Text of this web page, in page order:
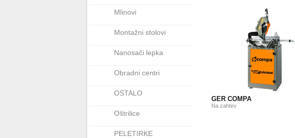
Mlinovi
Montažni stolovi
Nanosači lepka
Obradni centri
OSTALO
Oštrilice
PELETIRKE
GER COMPA
Na zahtev